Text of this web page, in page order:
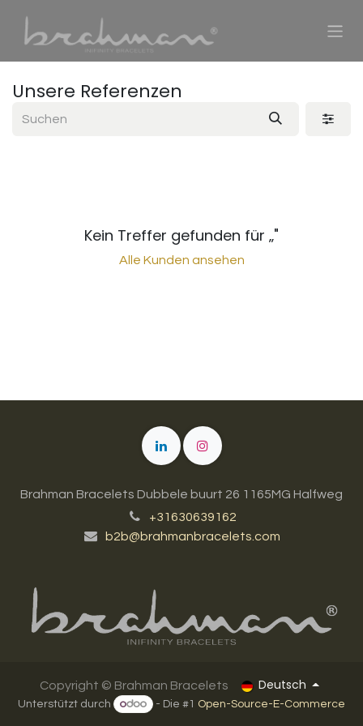
Unsere Referenzen
Kein Treffer gefunden für „"
Alle Kunden ansehen
Brahman Bracelets Dubbele buurt 26 1165MG Halfweg
+31630639162
b2b@brahmanbracelets.com
Copyright © Brahman Bracelets Deutsch
Unterstützt durch - Die #1 Open-Source-E-Commerce